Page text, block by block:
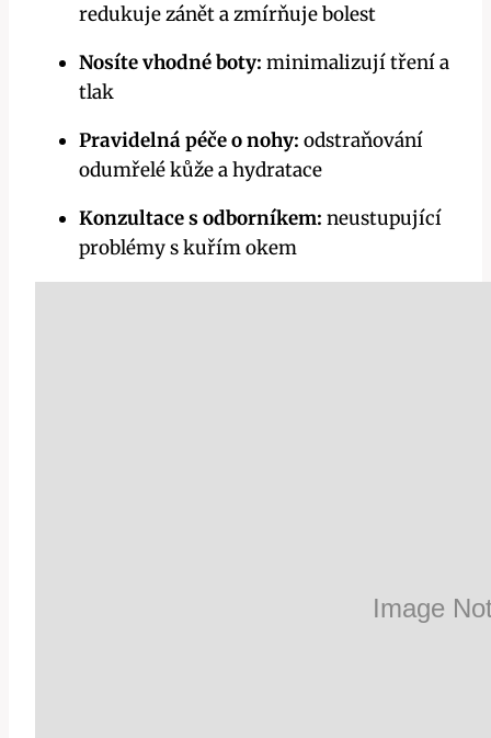
redukuje zánět a zmírňuje bolest
Nosíte vhodné boty: minimalizují tření a
tlak
Pravidelná péče o nohy: odstraňování
odumřelé kůže a hydratace
Konzultace s odborníkem: neustupující
problémy s kuřím okem